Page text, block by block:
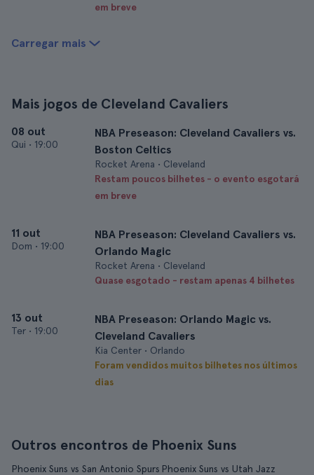
em breve
Carregar mais
Mais jogos de Cleveland Cavaliers
08 out
Qui • 19:00
NBA Preseason: Cleveland Cavaliers vs.
Boston Celtics
Rocket Arena • Cleveland
Restam poucos bilhetes - o evento esgotará
em breve
11 out
Dom • 19:00
NBA Preseason: Cleveland Cavaliers vs.
Orlando Magic
Rocket Arena • Cleveland
Quase esgotado - restam apenas 4 bilhetes
13 out
Ter • 19:00
NBA Preseason: Orlando Magic vs.
Cleveland Cavaliers
Kia Center • Orlando
Foram vendidos muitos bilhetes nos últimos
dias
Outros encontros de Phoenix Suns
Phoenix Suns vs San Antonio Spurs Phoenix Suns vs Utah Jazz